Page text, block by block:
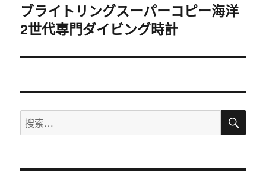
下
篇
章：
ブライトリングスーパーコピー海洋
2世代専門ダイビング時計
搜
索：
搜